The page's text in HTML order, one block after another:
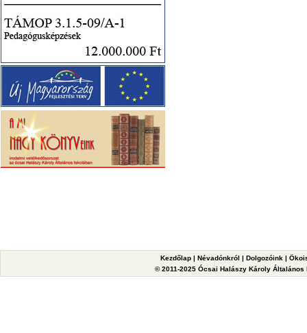
Kezdőlap | Névadónkról | Dolgozóink |
© 2011-2025 Ócsai Halászy Károly